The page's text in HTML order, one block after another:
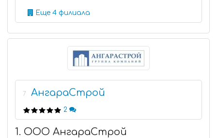
Еще 4 филиала
7 АнгараСтрой
2
1. ООО АнгараСтрой